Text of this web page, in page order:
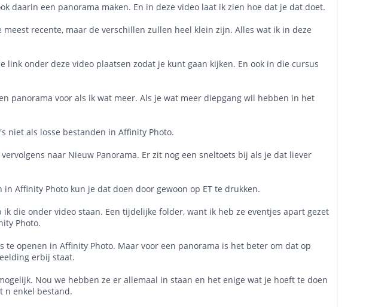
daarin een panorama maken. En in deze video laat ik zien hoe dat je dat doet.
recente, maar de verschillen zullen heel klein zijn. Alles wat ik in deze
onder deze video plaatsen zodat je kunt gaan kijken. En ook in die cursus
panorama voor als ik wat meer. Als je wat meer diepgang wil hebben in het
niet als losse bestanden in Affinity Photo.
naar Nieuw Panorama. Er zit nog een sneltoets bij als je dat liever
Affinity Photo kun je dat doen door gewoon op ET te drukken.
die onder video staan. Een tijdelijke folder, want ik heb ze eventjes apart gezet
Photo.
openen in Affinity Photo. Maar voor een panorama is het beter om dat op
erbij staat.
Nou we hebben ze er allemaal in staan en het enige wat je hoeft te doen
n enkel bestand.